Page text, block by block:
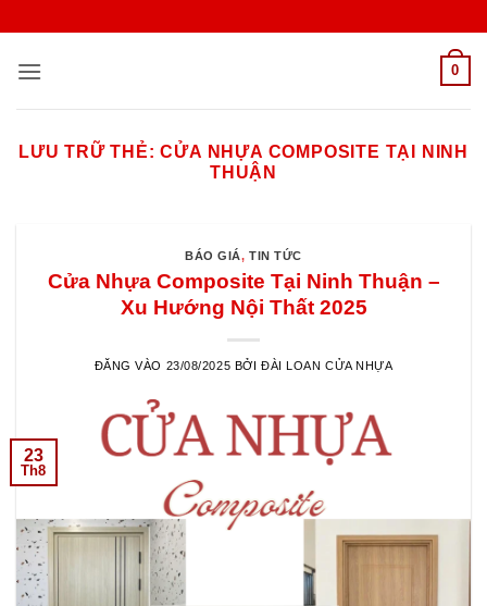
nội
0
LƯU TRỮ THẺ:CỬA NHỰA COMPOSITE TẠI NINH
THUẬN
BÁO GIÁ,TIN TỨC
Cửa Nhựa Composite Tại Ninh Thuận –
Xu Hướng Nội Thất 2025
ĐĂNG VÀO 23/08/2025 BỞI ĐÀI LOAN CỬA NHỰA
23
Th8